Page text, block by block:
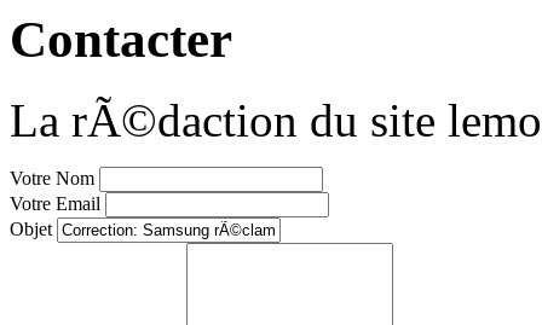
Contacter
La rÃ©daction du site
Votre Nom
Votre Email
Objet